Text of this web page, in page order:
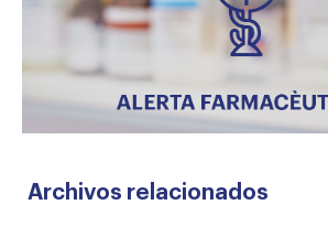
Archivos relacionados